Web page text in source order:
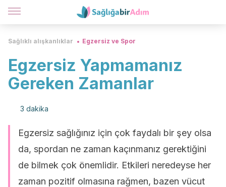
Sağlıklı alışkanlıklar Egzersiz ve Spor
Egzersiz Yapmamanız
Gereken Zamanlar
3 dakika
Egzersiz sağlığınız için çok faydalı bir şey olsa
da, spordan ne zaman kaçınmanız gerektiğini
de bilmek çok önemlidir. Etkileri neredeyse her
zaman pozitif olmasına rağmen, bazen vücut